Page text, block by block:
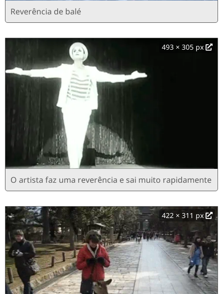
Reverência de balé
493 × 305 px
O artista faz uma reverência e sai muito rapidamente
422 × 311 px